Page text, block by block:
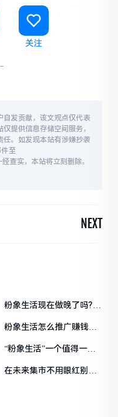
关注
自发贡献，该文观点仅代表
提供信息存储空间服务，
任。如发现本站有涉嫌抄袭
至
查实，本站将立刻删除。
NEXT
粉象生活现在做晚了吗?粉
粉象生活怎么推广赚钱新
人，月入3-5万实战操作
方法
“粉象生活”一个值得一生
在未来集市不用眼红别人